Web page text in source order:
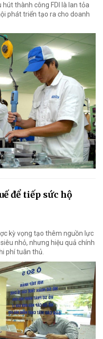
thành công FDI là lan tỏa
phát triển tạo ra cho doanh
để tiếp sức hộ
kỳ vọng tạo thêm nguồn lực
nhỏ, nhưng hiệu quả chính
phí tuân thủ.